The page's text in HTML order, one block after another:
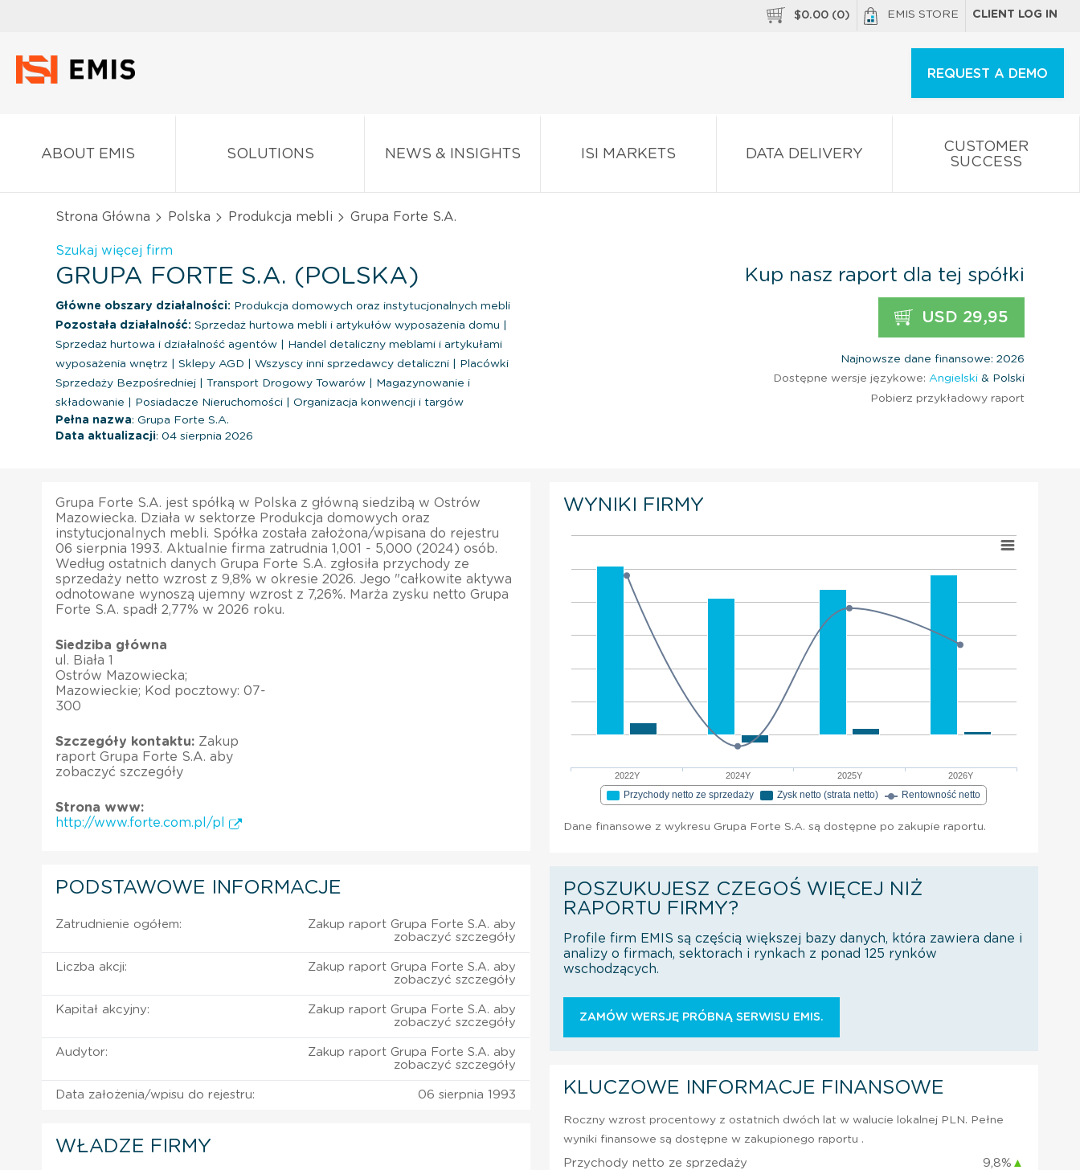
$0.00 (0) EMIS STORE CLIENT LOG IN
REQUEST A DEMO
ABOUT EMIS SOLUTIONS NEWS & INSIGHTS ISI MARKETS DATA DELIVERY
CUSTOMER
SUCCESS
Strona Główna Polska Produkcja mebli Grupa Forte S.A.
Szukaj więcej firm
GRUPA FORTE S.A. (POLSKA)
Główne obszary działalności: Produkcja domowych oraz instytucjonalnych mebli
Pozostała działalność: Sprzedaż hurtowa mebli i artykułów wyposażenia domu
Sprzedaż hurtowa i działalność agentów
Handel detaliczny meblami i artykułami
wyposażenia wnętrz
Sklepy AGD Wszyscy inni sprzedawcy detaliczni
Placówki
Sprzedaży Bezpośredniej
Transport Drogowy Towarów
Magazynowanie i
składowanie
Posiadacze Nieruchomości
Organizacja konwencji i targów
Pełna nazwa: Grupa Forte S.A.
Data aktualizacji: 04 sierpnia 2026
Kup nasz raport dla tej spółki
USD 29,95
Najnowsze dane finansowe: 2026
Dostępne wersje językowe: Angielski & Polski
Pobierz przykładowy raport
Grupa Forte S.A. jest spółką w Polska z główną siedzibą w Ostrów
Mazowiecka. Działa w sektorze Produkcja domowych oraz
instytucjonalnych mebli. Spółka została założona/wpisana do rejestru
06 sierpnia 1993. Aktualnie firma zatrudnia 1,001 - 5,000 (2024) osób.
Według ostatnich danych Grupa Forte S.A. zgłosiła przychody ze
sprzedaży netto wzrost z 9,8% w okresie 2026. Jego "całkowite aktywa
odnotowane wynoszą ujemny wzrost z 7,26%. Marża zysku netto Grupa
Forte S.A. spadł 2,77% w 2026 roku.
Siedziba główna
ul. Biała 1
Ostrów Mazowiecka;
Mazowieckie; Kod pocztowy: 07-
300
Szczegóły kontaktu: Zakup
raport Grupa Forte S.A. aby
zobaczyć szczegóły
Strona www:
http://www.forte.com.pl/pl
PODSTAWOWE INFORMACJE
Zatrudnienie ogółem:
Zakup raport Grupa Forte S.A. aby
zobaczyć szczegóły
Liczba akcji:
Zakup raport Grupa Forte S.A. aby
zobaczyć szczegóły
Kapitał akcyjny:
Zakup raport Grupa Forte S.A. aby
zobaczyć szczegóły
Audytor:
Zakup raport Grupa Forte S.A. aby
zobaczyć szczegóły
Data założenia/wpisu do rejestru: 06 sierpnia 1993
WŁADZE FIRMY
WYNIKI FIRMY
2022Y 2024Y 2025Y 2026Y
Przychody netto ze sprzedaży Zysk netto (strata netto) Rentowność netto
Dane finansowe z wykresu Grupa Forte S.A. są dostępne po zakupie raportu.
POSZUKUJESZ CZEGOŚ WIĘCEJ NIŻ
RAPORTU FIRMY?
Profile firm EMIS są częścią większej bazy danych, która zawiera dane i
analizy o firmach, sektorach i rynkach z ponad 125 rynków
wschodzących.
ZAMÓW WERSJĘ PRÓBNĄ SERWISU EMIS.
KLUCZOWE INFORMACJE FINANSOWE
Roczny wzrost procentowy z ostatnich dwóch lat w walucie lokalnej PLN. Pełne
wyniki finansowe są dostępne w zakupionego raportu .
Przychody netto ze sprzedaży 9,8% ▲